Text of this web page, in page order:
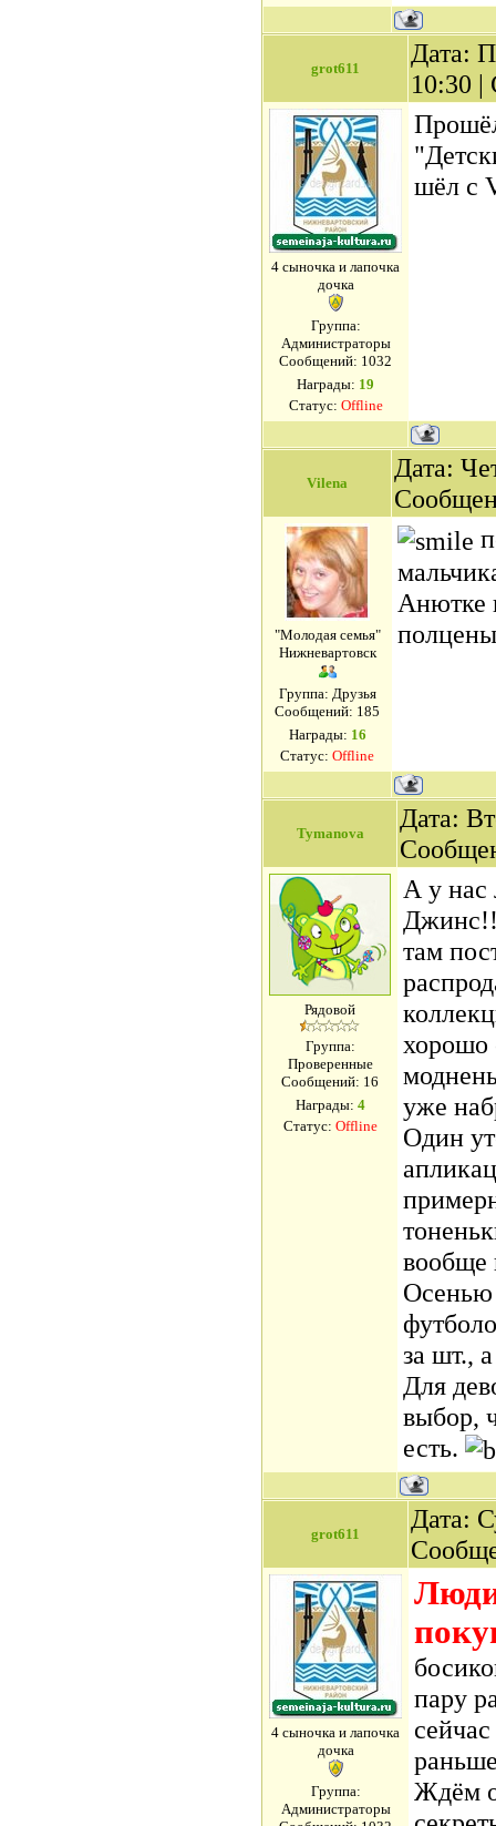
grot611
Дата:
10:30
4 сыночка и лапочка
дочка
Группа:
Администраторы
Сообщений: 1032
Награды: 19
Статус: Offline
шёл с
Vilena
Дата:
"Молодая семья"
Нижневартовск
Группа: Друзья
Сообщений: 185
Награды: 16
Статус: Offline
Анютке
Tymanova
Дата:
Рядовой
Группа:
Проверенные
Сообщений: 16
Награды: 4
Статус: Offline
А у нас
там
хорошо
уже
Один
вообще
Осенью
за шт.,
Для
выбор,
есть.
grot611
Дата:
4 сыночка и лапочка
дочка
Группа:
Администраторы
пару
Ждём